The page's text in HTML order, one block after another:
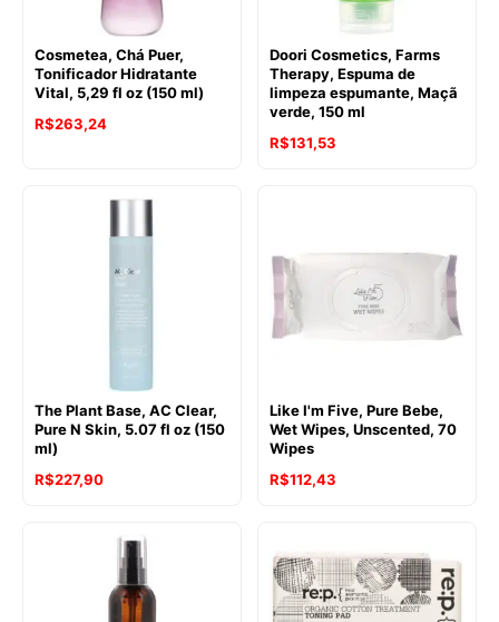
Cosmetea, Chá Puer,
Tonificador Hidratante
Vital, 5,29 fl oz (150 ml)
R$263,24
Doori Cosmetics, Farms
Therapy, Espuma de
limpeza espumante, Maçã
verde, 150 ml
R$131,53
The Plant Base, AC Clear,
Pure N Skin, 5.07 fl oz (150
ml)
R$227,90
Like I'm Five, Pure Bebe,
Wet Wipes, Unscented, 70
Wipes
R$112,43